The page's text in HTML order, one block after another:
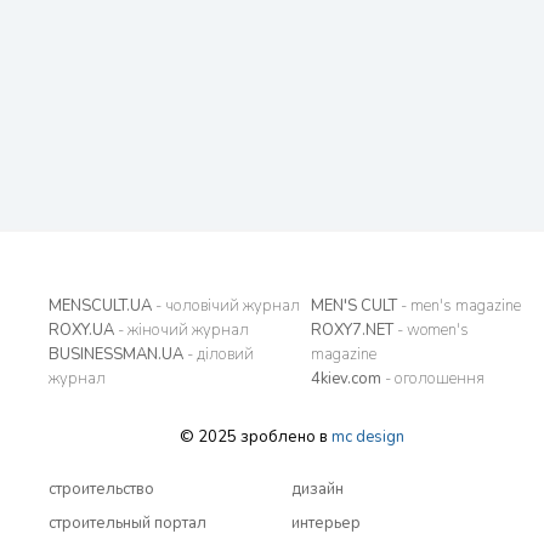
MENSCULT.UA - чоловічий журнал
ROXY.UA - жіночий журнал
BUSINESSMAN.UA - діловий
журнал
MEN'S CULT- men's magazine
ROXY7.NET- women's
magazine
4kiev.com - оголошення
© 2025 зроблено в mc design
строительство
строительный портал
дизайн
интерьер